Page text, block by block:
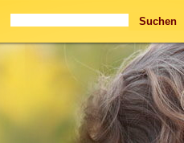
Suchbegriffe Suchen